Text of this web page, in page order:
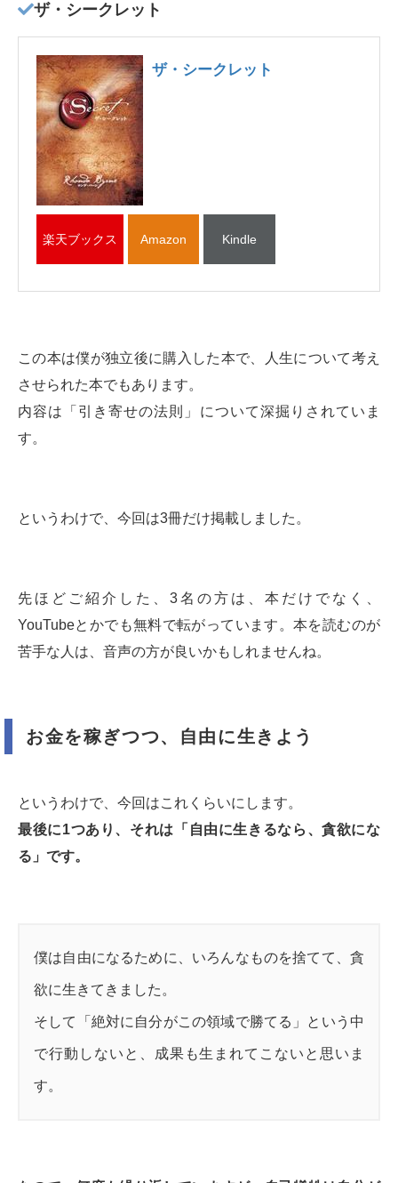
ザ・シークレット
ザ・シークレット
楽天ブックス Amazon Kindle
この本は僕が独立後に購入した本で、人生について考え
させられた本でもあります。
内容は「引き寄せの法則」について深掘りされていま
す。
というわけで、今回は3冊だけ掲載しました。
先ほどご紹介した、3名の方は、本だけでなく、
YouTubeとかでも無料で転がっています。本を読むのが
苦手な人は、音声の方が良いかもしれませんね。
お金を稼ぎつつ、自由に生きよう
というわけで、今回はこれくらいにします。
最後に1つあり、それは「自由に生きるなら、貪欲にな
る」です。
僕は自由になるために、いろんなものを捨てて、貪
欲に生きてきました。
そして「絶対に自分がこの領域で勝てる」という中
で行動しないと、成果も生まれてこないと思いま
す。